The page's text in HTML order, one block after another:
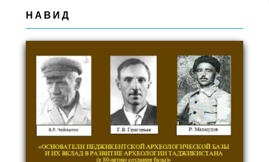
НАВИД